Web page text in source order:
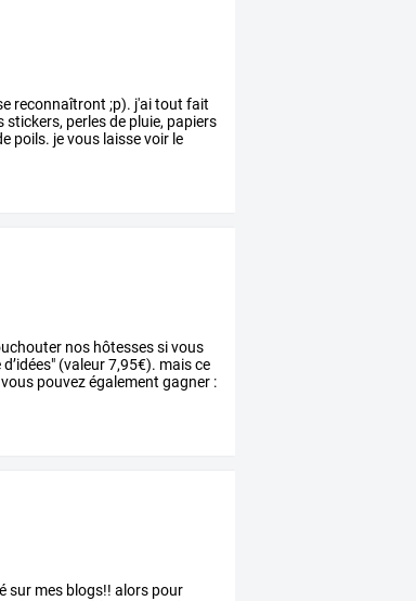
reconnaîtront ;p). j'aitout fait
stickers, perlesde pluie, papiers
poils. jevous laissevoir le
nos hôtessessivous
d’idées" (valeur7,95€). maisce
vous pouvezégalement gagner :
sur mes blogs!! alors pour